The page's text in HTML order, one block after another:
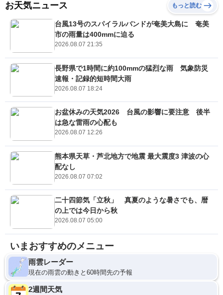
お天気ニュース もっと読む
台風13号のスパイラルバンドが奄美大島に 奄美
市の雨量は400mmに迫る
2026.08.07 21:35
長野県で1時間に約100mmの猛烈な雨 気象防災
速報・記録的短時間大雨
2026.08.07 18:24
お盆休みの天気2026 台風の影響に要注意 後半
は急な雷雨の心配も
2026.08.07 12:26
熊本県天草・芦北地方で地震 最大震度3 津波の心
配なし
2026.08.07 07:02
二十四節気「立秋」 真夏のような暑さでも、暦
の上では今日から秋
2026.08.07 05:00
いまおすすめのメニュー
雨雲レーダー
現在の雨雲の動きと60時間先の予報
2週間天気